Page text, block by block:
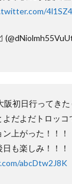
阪初日行ってき
よだよだトロッ
上がった！！！
も楽しみ！！！
abcDtw2J8K